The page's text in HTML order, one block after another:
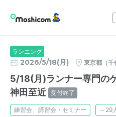
ランニング
2026/5/18(月) 東京都（千
5/18(月)ランナー専門の
神田至近 受付終了
練習会、講習会・セミナー
～29